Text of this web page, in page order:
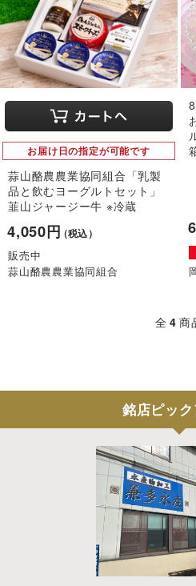
お届け日の指定が可能です
蒜山酪農農業協同組合「乳製
品と飲むヨーグルトセット」
韮山ジャージー牛 ※冷蔵
4,050円（税込）
販売中
蒜山酪農農業協同組合
全 4 商
銘店ピッ